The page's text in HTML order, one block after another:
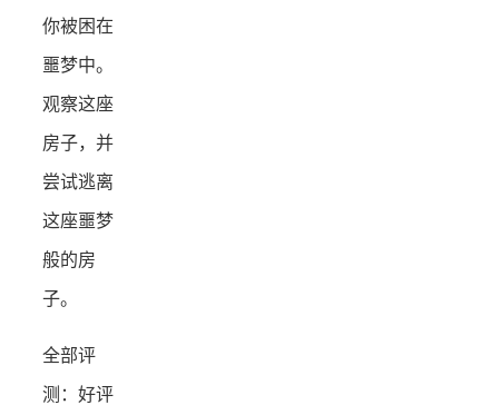
你被困在
噩梦中。
观察这座
房子，并
尝试逃离
这座噩梦
般的房
子。
全部评
测： 好评